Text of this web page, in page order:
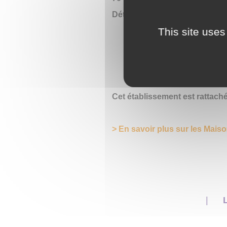
Détail des places :
40 en hébergement
2 accueils temporaires
Cet établissement est
> En savoir plus sur les
This site